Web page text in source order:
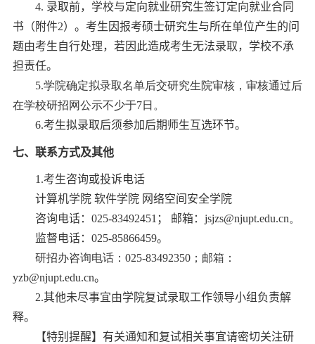
4. 录取前， 学校与定向就业研究生签订定向就业合同
书 （ 附件2） 。考生因报考硕士研究生与所在单位产生的问
题由考生自行处理，若因此造成考生无法录取，学校不承
担责任。
5.学院确定拟录取名单后交研究生院审核，审核通过后
在学校研招网公示不少于7日。
6.考生拟录取后须参加后期师生互选环节。
七、联系方式及其他
1.考生咨询或投诉电话
计算机学院软件学院 网络空间安全学院
咨询电话： 025-83492451 ； 邮箱： jsjzs@njupt.edu.cn。
监督电话： 025-85866459。
研招办咨询电话： 025-83492350；邮箱：
yzb@njupt.edu.cn。
2.其他未尽事宜由学院复试录取工作领导小组负责解
释。
【特别提醒】 有关通知和复试相关事宜请密切关注研